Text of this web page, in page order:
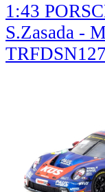
1:43
S.Zasada -